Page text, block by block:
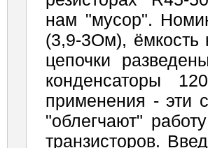
нам "мусор".
(3,9-3Ом), ёмкость
цепочки
конденсаторы
применения - эти
"облегчают"
транзисторов.